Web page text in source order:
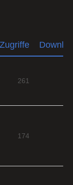
Zugriffe
261
174